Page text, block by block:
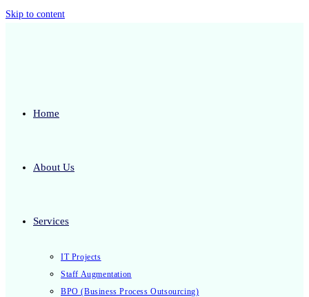
Skip to content
Home
About Us
Services
IT Projects
Staff Augmentation
BPO (Business Process Outsourcing)